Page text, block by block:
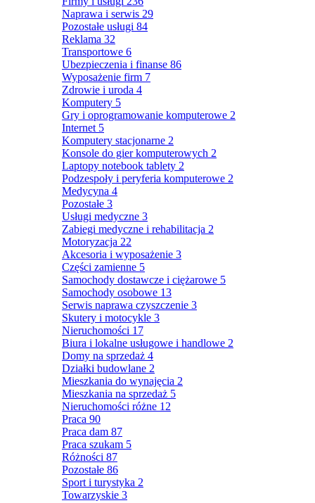
Naprawa i serwis 29
Pozostałe usługi 84
Reklama 32
Transportowe 6
Ubezpieczenia i finanse 86
Wyposażenie firm 7
Zdrowie i uroda 4
Komputery 5
Gry i oprogramowanie komputerowe 2
Internet 5
Komputery stacjonarne 2
Konsole do gier komputerowych 2
Laptopy notebook tablety 2
Podzespoły i peryferia komputerowe 2
Medycyna 4
Pozostałe 3
Usługi medyczne 3
Zabiegi medyczne i rehabilitacja 2
Motoryzacja 22
Akcesoria i wyposażenie 3
Części zamienne 5
Samochody dostawcze i ciężarowe 5
Samochody osobowe 13
Serwis naprawa czyszczenie 3
Skutery i motocykle 3
Nieruchomości 17
Biura i lokalne usługowe i handlowe 2
Domy na sprzedaż 4
Działki budowlane 2
Mieszkania do wynajęcia 2
Mieszkania na sprzedaż 5
Nieruchomości różne 12
Praca 90
Praca dam 87
Praca szukam 5
Różności 87
Pozostałe 86
Sport i turystyka 2
Towarzyskie 3